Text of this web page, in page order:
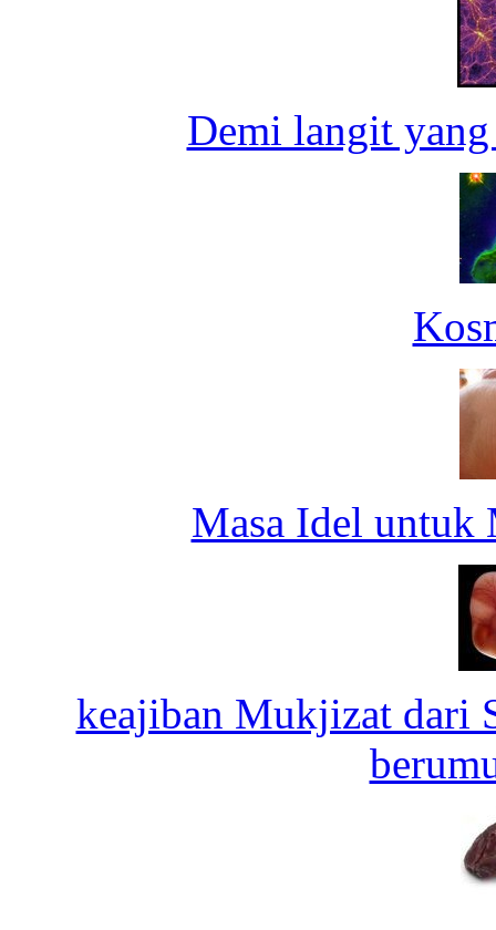
Demi langit
Masa Idel untuk
keajiban Mukjizat dari